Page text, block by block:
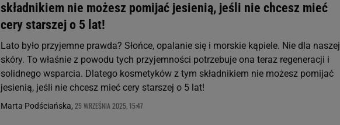
składnikiem nie możesz pomijać jesienią, jeśli nie chcesz mieć
cery starszej o 5 lat!
Lato było przyjemne prawda? Słońce, opalanie się i morskie kąpiele. Nie dla naszej
skóry. To właśnie z powodu tych przyjemności potrzebuje ona teraz regeneracji i
solidnego wsparcia. Dlatego kosmetyków z tym składnikiem nie możesz pomijać
jesienią, jeśli nie chcesz mieć cery starszej o 5 lat!
Marta Podściańska, 25 WRZEŚNIA 2025, 15:47